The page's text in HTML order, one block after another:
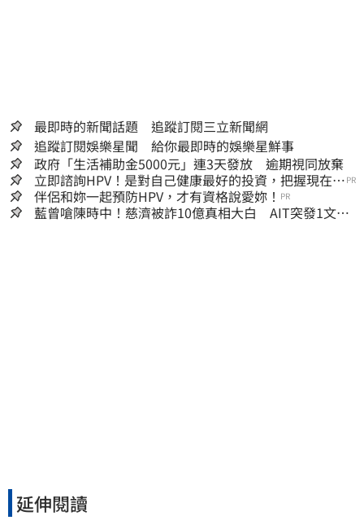
最即時的新聞話題 追蹤訂閱三立新聞網
追蹤訂閱娛樂星聞 給你最即時的娛樂星鮮事
政府「生活補助金5000元」連3天發放 逾期視同放棄
立即諮詢HPV！是對自己健康最好的投資，把握現在不
嫌晚！
PR
伴侶和妳一起預防HPV，才有資格說愛妳！ PR
藍曾嗆陳時中！慈濟被詐10億真相大白 AIT突發1文酸
延伸閱讀